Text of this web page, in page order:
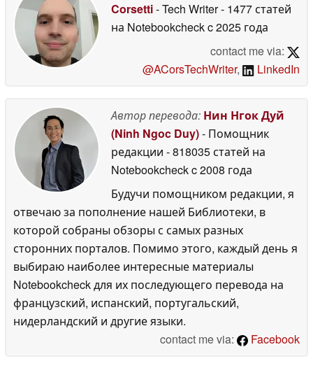
Corsetti- Tech Writer- 1477 статей
на Notebookcheckc 2025 года
contact me via:
@ACorsTechWriter, LinkedIn
Автор перевода: Нин Нгок Дуй
(Ninh Ngoc Duy)- Помощник
редакции - 818035 статей на
Notebookcheckc 2008 года
Будучи помощником редакции, я
отвечаю за пополнение нашей Библиотеки, в
которой собраны обзоры с самых разных
сторонних порталов. Помимо этого, каждый день я
выбираю наиболее интересные материалы
Notebookcheck для их последующего перевода на
французский, испанский, португальский,
нидерландский и другие языки.
contact me via:
Facebook